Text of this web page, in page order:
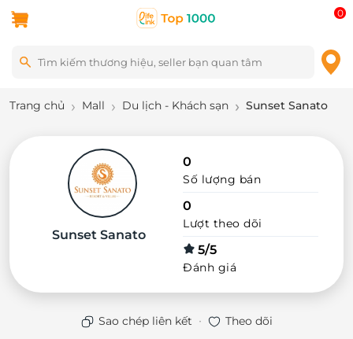
0
Trang chủ Mall Du lịch - Khách sạn Sunset Sanato
Sunset Sanato
0
Số lượng bán
0
Lượt theo dõi
5/5
Đánh giá
Sao chép liên kết · Theo dõi